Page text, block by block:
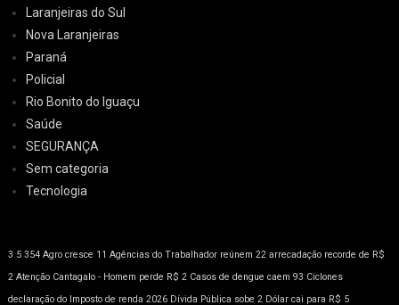
Laranjeiras do Sul
Nova Laranjeiras
Paraná
Policial
Rio Bonito do Iguaçu
Saúde
SEGURANÇA
Sem categoria
Tecnologia
3 5 354 Agro cresce 11 Agências do Trabalhador reúnem 22 arrecadação recorde de R$
2 Atenção Cantagalo - Homem perde R$ 2 Casos de dengue caem 93 Ciclones
declaração do Imposto de renda 2026 Dívida Pública sobe 2 Dólar cai para R$ 5